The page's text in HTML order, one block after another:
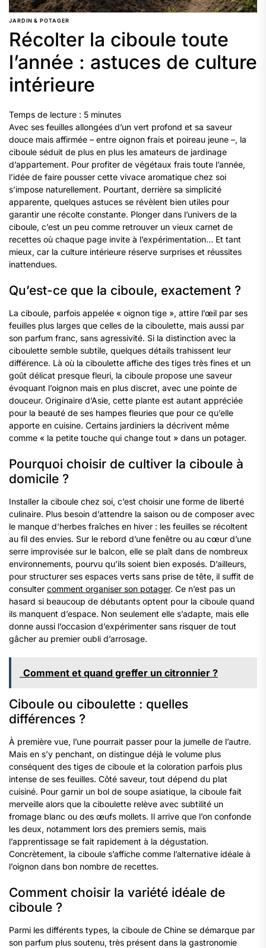
JARDIN & POTAGER
Récolter la ciboule toute
l’année : astuces de culture
intérieure
Temps de lecture : 5 minutes
Avec ses feuilles allongées d’un vert profond et sa saveur
douce mais affirmée – entre oignon frais et poireau jeune –, la
ciboule séduit de plus en plus les amateurs de jardinage
d’appartement. Pour profiter de végétaux frais toute l’année,
l’idée de faire pousser cette vivace aromatique chez soi
s’impose naturellement. Pourtant, derrière sa simplicité
apparente, quelques astuces se révèlent bien utiles pour
garantir une récolte constante. Plonger dans l’univers de la
ciboule, c’est un peu comme retrouver un vieux carnet de
recettes où chaque page invite à l’expérimentation… Et tant
mieux, car la culture intérieure réserve surprises et réussites
inattendues.
Qu’est-ce que la ciboule, exactement ?
La ciboule, parfois appelée « oignon tige », attire l’œil par ses
feuilles plus larges que celles de la ciboulette, mais aussi par
son parfum franc, sans agressivité. Si la distinction avec la
ciboulette semble subtile, quelques détails trahissent leur
différence. Là où la ciboulette affiche des tiges très fines et un
goût délicat presque fleuri, la ciboule propose une saveur
évoquant l’oignon mais en plus discret, avec une pointe de
douceur. Originaire d’Asie, cette plante est autant appréciée
pour la beauté de ses hampes fleuries que pour ce qu’elle
apporte en cuisine. Certains jardiniers la décrivent même
comme « la petite touche qui change tout » dans un potager.
Pourquoi choisir de cultiver la ciboule à
domicile ?
Installer la ciboule chez soi, c’est choisir une forme de liberté
culinaire. Plus besoin d’attendre la saison ou de composer avec
le manque d’herbes fraîches en hiver : les feuilles se récoltent
au fil des envies. Sur le rebord d’une fenêtre ou au cœur d’une
serre improvisée sur le balcon, elle se plaît dans de nombreux
environnements, pourvu qu’ils soient bien exposés. D’ailleurs,
pour structurer ses espaces verts sans prise de tête, il suffit de
consulter comment organiser son potager. Ce n’est pas un
hasard si beaucoup de débutants optent pour la ciboule quand
ils manquent d’espace. Non seulement elle s’adapte, mais elle
donne aussi l’occasion d’expérimenter sans risquer de tout
gâcher au premier oubli d’arrosage.
Comment et quand greffer un citronnier ?
Ciboule ou ciboulette : quelles
différences ?
À première vue, l’une pourrait passer pour la jumelle de l’autre.
Mais en s’y penchant, on distingue déjà le volume plus
conséquent des tiges de ciboule et la coloration parfois plus
intense de ses feuilles. Côté saveur, tout dépend du plat
cuisiné. Pour garnir un bol de soupe asiatique, la ciboule fait
merveille alors que la ciboulette relève avec subtilité un
fromage blanc ou des œufs mollets. Il arrive que l’on confonde
les deux, notamment lors des premiers semis, mais
l’apprentissage se fait rapidement à la dégustation.
Concrètement, la ciboule s’affiche comme l’alternative idéale à
l’oignon dans bon nombre de recettes.
Comment choisir la variété idéale de
ciboule ?
Parmi les différents types, la ciboule de Chine se démarque par
son parfum plus soutenu, très présent dans la gastronomie